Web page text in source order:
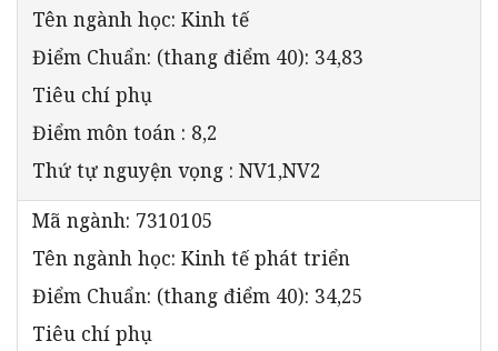
Tên ngành học: Kinh tế
Điểm Chuẩn: (thang điểm 40): 34,83
Tiêu chí phụ
Điểm môn toán : 8,2
Thứ tự nguyện vọng : NV1,NV2
Mã ngành: 7310105
Tên ngành học: Kinh tế phát triển
Điểm Chuẩn: (thang điểm 40): 34,25
Tiêu chí phụ